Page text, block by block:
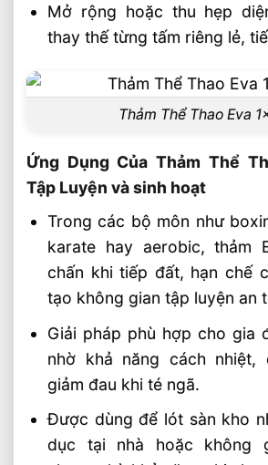
Mở rộng hoặc thu hẹp
thay thế từng tấm riêng lẻ,
Thảm Thể Thao Eva
Ứng Dụng Của Thảm Thể
Tập Luyện và sinh hoạt
Trong các bộ môn như
karate hay aerobic, thảm
chấn khi tiếp đất, hạn chế
tạo không gian tập luyện an
Giải pháp phù hợp cho gia
nhờ khả năng cách nhiệt,
giảm đau khi té ngã.
Được dùng để lót sàn kho
dục tại nhà hoặc không